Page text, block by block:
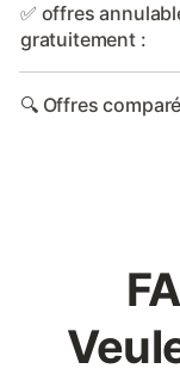
✅ offres
gratuitement :
🔍 Offres